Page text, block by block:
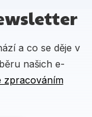
a co se děje v
našich e-
zpracováním